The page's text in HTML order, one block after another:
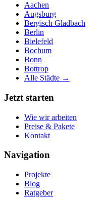
Aachen
Augsburg
Bergisch Gladbach
Berlin
Bielefeld
Bochum
Bonn
Bottrop
Alle Städte →
Jetzt starten
Wie wir arbeiten
Preise & Pakete
Kontakt
Navigation
Projekte
Blog
Ratgeber